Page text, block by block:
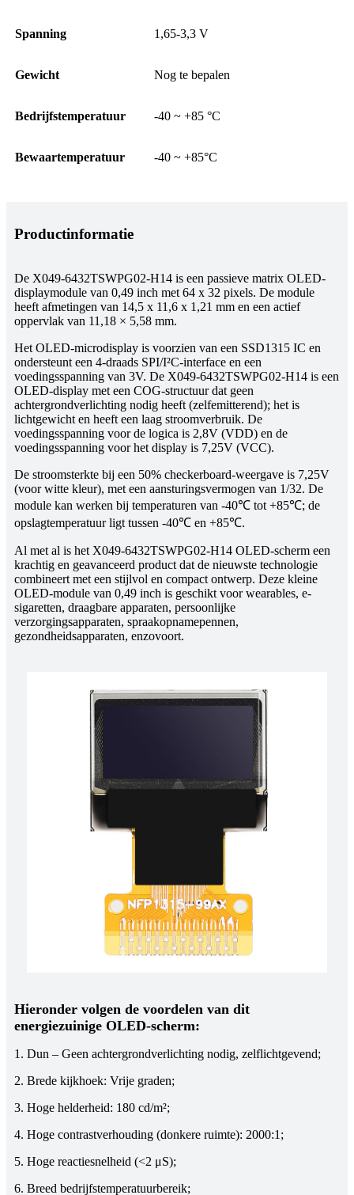
Spanning 1,65-3,3 V
Gewicht Nog te bepalen
Bedrijfstemperatuur -40 ~ +85 °C
Bewaartemperatuur -40 ~ +85°C
Productinformatie
De X049-6432TSWPG02-H14 is een passieve matrix OLED-
displaymodule van 0,49 inch met 64 x 32 pixels. De module
heeft afmetingen van 14,5 x 11,6 x 1,21 mm en een actief
oppervlak van 11,18 × 5,58 mm.
Het OLED-microdisplay is voorzien van een SSD1315 IC en
ondersteunt een 4-draads SPI/I²C-interface en een
voedingsspanning van 3V. De X049-6432TSWPG02-H14 is een
OLED-display met een COG-structuur dat geen
achtergrondverlichting nodig heeft (zelfemitterend); het is
lichtgewicht en heeft een laag stroomverbruik. De
voedingsspanning voor de logica is 2,8V (VDD) en de
voedingsspanning voor het display is 7,25V (VCC).
De stroomsterkte bij een 50% checkerboard-weergave is 7,25V
(voor witte kleur), met een aansturingsvermogen van 1/32. De
module kan werken bij temperaturen van -40℃ tot +85℃; de
opslagtemperatuur ligt tussen -40℃ en +85℃.
Al met al is het X049-6432TSWPG02-H14 OLED-scherm een ​​
krachtig en geavanceerd product dat de nieuwste technologie
combineert met een stijlvol en compact ontwerp. Deze kleine
OLED-module van 0,49 inch is geschikt voor wearables, e-
sigaretten, draagbare apparaten, persoonlijke
verzorgingsapparaten, spraakopnamepennen,
gezondheidsapparaten, enzovoort.
Hieronder volgen de voordelen van dit
energiezuinige OLED-scherm:
1. Dun – Geen achtergrondverlichting nodig, zelflichtgevend;
2. Brede kijkhoek: Vrije graden;
3. Hoge helderheid: 180 cd/m²;
4. Hoge contrastverhouding (donkere ruimte): 2000:1;
5. Hoge reactiesnelheid (<2 μS);
6. Breed bedrijfstemperatuurbereik;